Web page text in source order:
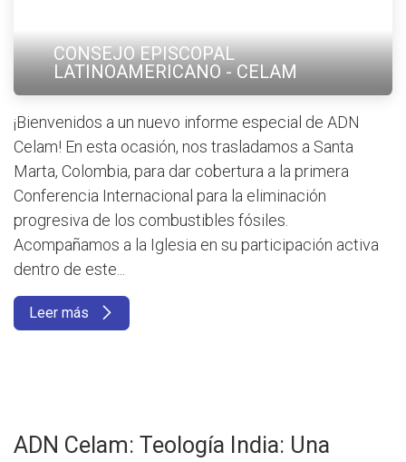
CONSEJO EPISCOPAL
LATINOAMERICANO - CELAM
¡Bienvenidos a un nuevo informe especial de ADN
Celam! En esta ocasión, nos trasladamos a Santa
Marta, Colombia, para dar cobertura a la primera
Conferencia Internacional para la eliminación
progresiva de los combustibles fósiles.
Acompañamos a la Iglesia en su participación activa
dentro de este...
Leer más
ADN Celam: Teología India: Una